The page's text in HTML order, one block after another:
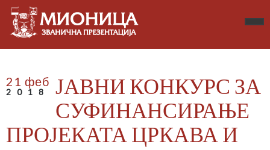
21 феб
2018
ЈАВНИ КОНКУРС ЗА
СУФИНАНСИРАЊЕ
ПРОЈЕКАТА ЦРКАВА И